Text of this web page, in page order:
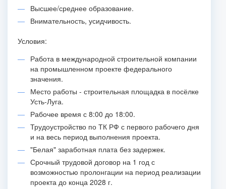
Высшее/среднее образование.
Внимательность, усидчивость.
Условия:
Работа в международной строительной компании
на промышленном проекте федерального
значения.
Место работы - строительная площадка в посёлке
Усть-Луга.
Рабочее время с 8:00 до 18:00.
Трудоустройство по ТК РФ с первого рабочего дня
и на весь период выполнения проекта.
"Белая" заработная плата без задержек.
Срочный трудовой договор на 1 год с
возможностью пролонгации на период реализации
проекта до конца 2028 г.